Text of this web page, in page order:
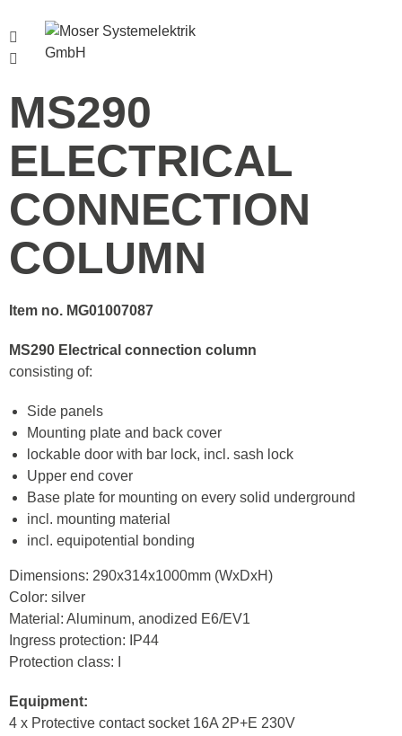
MS290
ELECTRICAL
CONNECTION
COLUMN
Item no. MG01007087
MS290 Electrical connection column
consisting of:
Side panels
Mounting plate and back cover
lockable door with bar lock, incl. sash lock
Upper end cover
Base plate for mounting on every solid underground
incl. mounting material
incl. equipotential bonding
Dimensions: 290x314x1000mm (WxDxH)
Color: silver
Material: Aluminum, anodized E6/EV1
Ingress protection: IP44
Protection class: I
Equipment:
4 x Protective contact socket 16A 2P+E 230V